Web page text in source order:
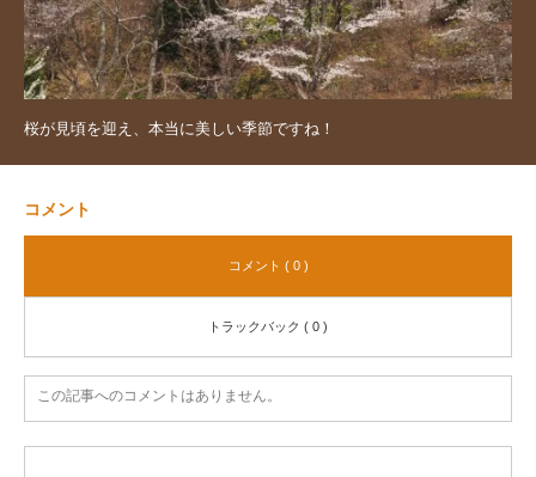
桜が見頃を迎え、本当に美しい季節ですね！
コメント
コメント ( 0 )
トラックバック ( 0 )
この記事へのコメントはありません。